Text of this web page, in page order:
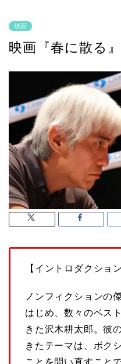
映画
映画『春に散る』
【イントロダクション
ノンフィクションの
はじめ、数々のベス
きた沢木耕太郎。彼
きたテーマは、ボク
ことを問い直すこと